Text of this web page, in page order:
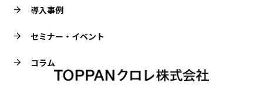
導入事例
セミナー・イベント
コラム